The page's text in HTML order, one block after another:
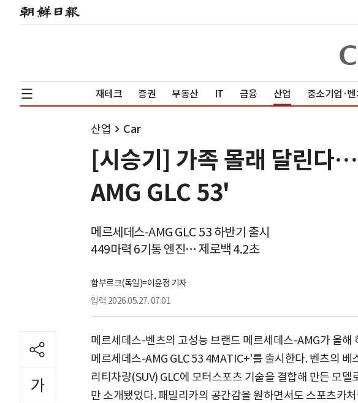
재테크 증권 부동산 IT 금융 산업 중소기업·벤
산업 Car
[시승기] 가족 몰래 달린다
AMG GLC 53'
메르세데스-AMG GLC 53 하반기 출시
449마력 6기통 엔진… 제로백 4.2초
함부르크(독일)=이윤정 기자
입력 2026.05.27. 07:01
메르세데스-벤츠의 고성능 브랜드 메르세데스-AMG가 올해
메르세데스-AMG GLC 53 4MATIC+'를 출시한다. 벤츠의 베
리티차량(SUV) GLC에 모터스포츠 기술을 결합해 만든 모
만 소개됐었다. 패밀리카의 공간감을 원하면서도 스포츠카